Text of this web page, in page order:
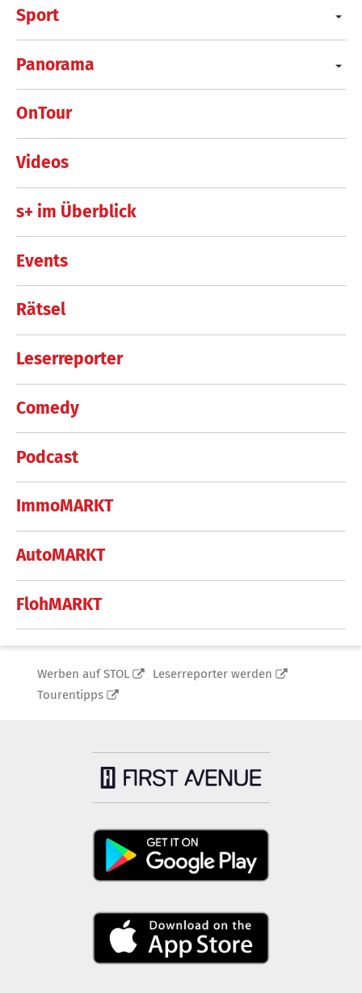
Sport
Panorama
OnTour
Videos
s+ im Überblick
Events
Rätsel
Leserreporter
Comedy
Podcast
ImmoMARKT
AutoMARKT
FlohMARKT
Werben auf STOL
Leserreporter werden
Tourentipps